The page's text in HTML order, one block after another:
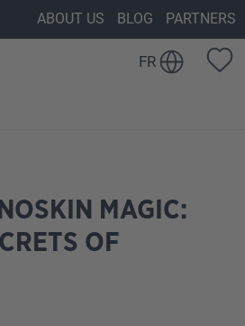
ABOUT US BLOG PARTNERS
FR
MAGIC:
OF